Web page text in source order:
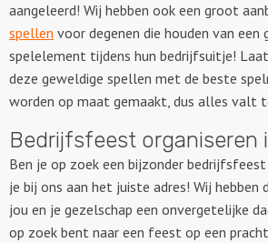
aangeleerd! Wij hebben ook een groot
spellen voor degenen die houden van een
spelelement tijdens hun bedrijfsuitje!
deze geweldige spellen met de beste
worden op maat gemaakt, dus alles valt
Bedrijfsfeest organiseren
Ben je op zoek een bijzonder
je bij ons aan het juiste adres! Wij hebben
jou en je gezelschap een onvergetelijke
op zoek bent naar een feest op een